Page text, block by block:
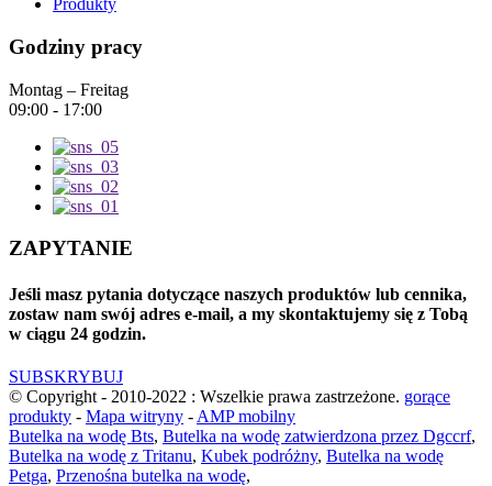
Produkty
Godziny pracy
Montag – Freitag
09:00 - 17:00
ZAPYTANIE
Jeśli masz pytania dotyczące naszych produktów lub cennika,
zostaw nam swój adres e-mail, a my skontaktujemy się z Tobą
w ciągu 24 godzin.
SUBSKRYBUJ
© Copyright - 2010-2022 : Wszelkie prawa zastrzeżone. gorące
produkty - Mapa witryny - AMP mobilny
Butelka na wodę Bts, Butelka na wodę zatwierdzona przez Dgccrf,
Butelka na wodę z Tritanu, Kubek podróżny, Butelka na wodę
Petga, Przenośna butelka na wodę,